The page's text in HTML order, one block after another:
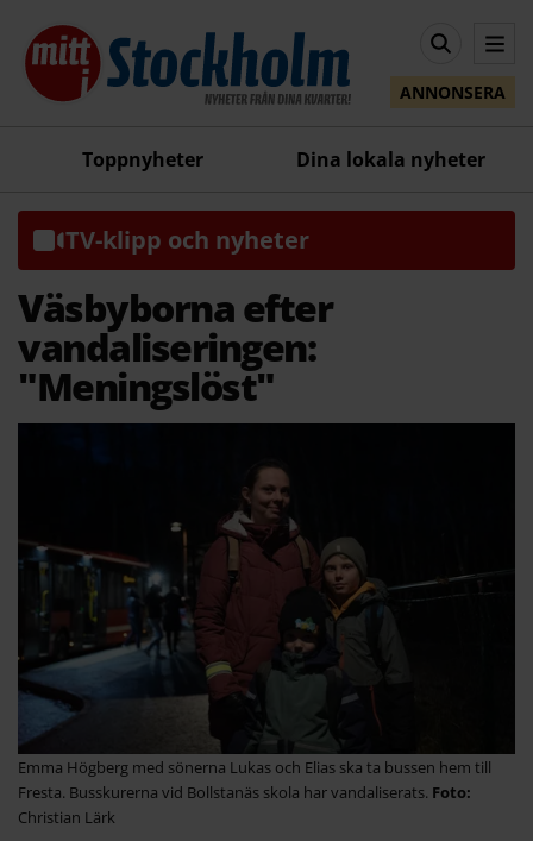
ANNONSERA
Toppnyheter Dina lokala nyheter
TV-klipp och nyheter
Väsbyborna efter
vandaliseringen:
"Meningslöst"
Emma Högberg med sönerna Lukas och Elias ska ta bussen hem till
Fresta. Busskurerna vid Bollstanäs skola har vandaliserats.
Christian Lärk